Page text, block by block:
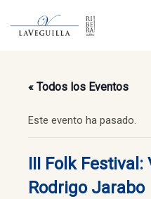
contenido
« Todos los Eventos
Este evento ha pasado.
III Folk
Rodrigo Jarabo